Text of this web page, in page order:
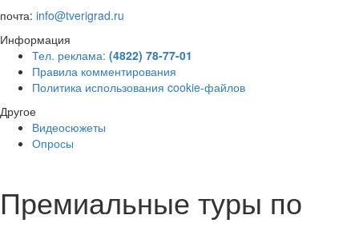
почта: info@tverigrad.ru
Информация
Тел. реклама: (4822) 78-77-01
Правила комментирования
Политика использования cookie-файлов
Другое
Видеосюжеты
Опросы
Премиальные туры по